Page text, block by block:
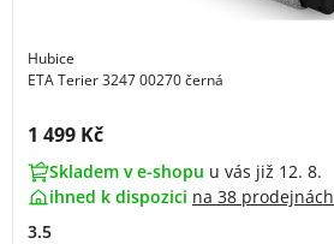
Hubice
ETA Terier 3247 00270 černá
Cena s DPH:
1 499 Kč
Skladem v e-shopu u vás již 12. 8.
ihned k dispozici na 38 prodejnách
3.5